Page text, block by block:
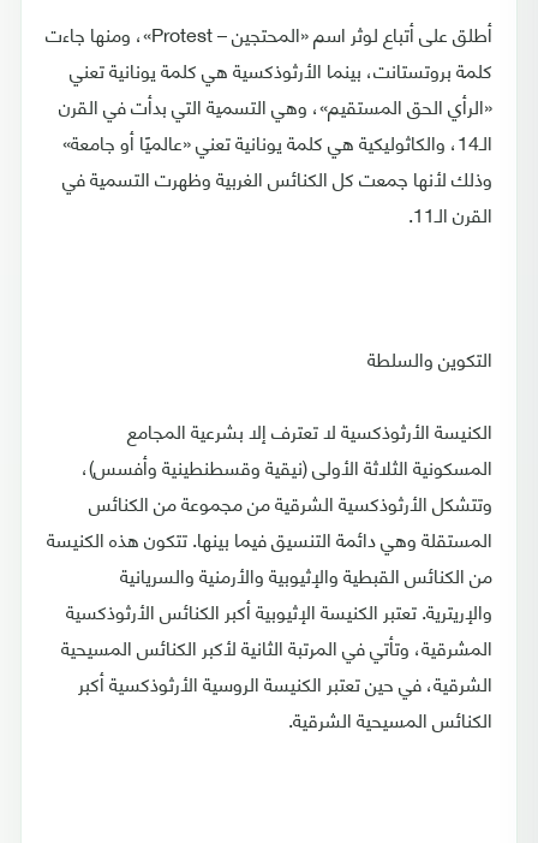
أطلق على أتباع لوثر اسم «المحتجين – Protest»، ومنها جاءت
كلمة بروتستانت، بينما الأرثوذكسية هي كلمة يونانية تعني
«الرأي الحق المستقيم»، وهي التسمية التي بدأت في القرن
الـ14، والكاثوليكية هي كلمة يونانية تعني «عالميًا أو جامعة»
وذلك لأنها جمعت كل الكنائس الغربية وظهرت التسمية في
القرن الـ11.
التكوين والسلطة
الكنيسة الأرثوذكسية لا تعترف إلا بشرعية المجامع
المسكونية الثلاثة الأولى (نيقية وقسطنطينية وأفسس)،
وتتشكل الأرثوذكسية الشرقية من مجموعة من الكنائس
المستقلة وهي دائمة التنسيق فيما بينها. تتكون هذه الكنيسة
من الكنائس القبطية والإثيوبية والأرمنية والسريانية
والإريترية. تعتبر الكنيسة الإثيوبية أكبر الكنائس الأرثوذكسية
المشرقية، وتأتي في المرتبة الثانية لأكبر الكنائس المسيحية
الشرقية، في حين تعتبر الكنيسة الروسية الأرثوذكسية أكبر
الكنائس المسيحية الشرقية.